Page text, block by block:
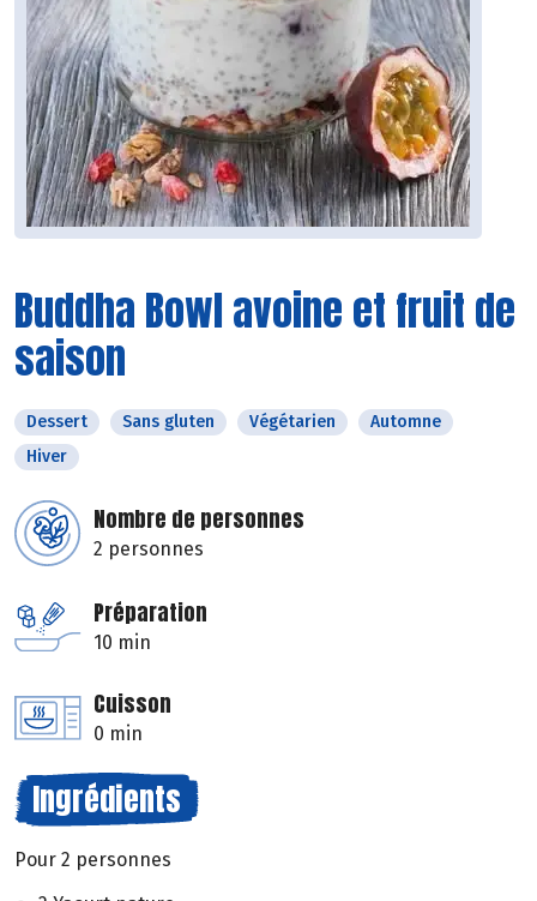
Buddha Bowl avoine et fruit de
saison
Dessert Sans gluten Végétarien
Automne
Hiver
Nombre de personnes
2 personnes
Préparation
10 min
Cuisson
0 min
Ingrédients
Pour 2 personnes